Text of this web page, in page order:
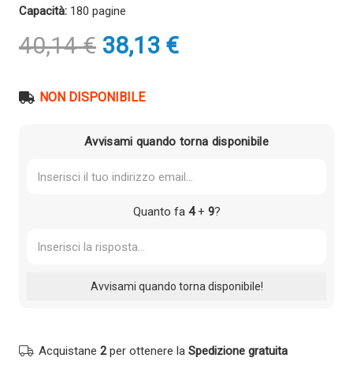
Capacità: 180 pagine
40,14€ Il
prezzo
era:
38,13 €Il
prezzo
NON DISPONIBILE
Avvisami quando torna disponibile
Quanto fa 4+ 9?
Acquistane 2per ottenere la Spedizione gratuita